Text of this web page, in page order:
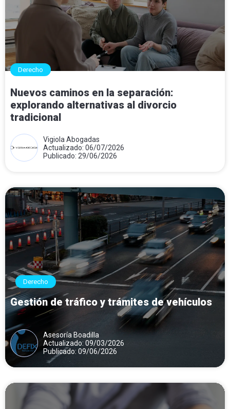
Derecho
Nuevos caminos en la separación:
explorando alternativas al divorcio
tradicional
Vigiola Abogadas
Actualizado: 06/07/2026
Publicado: 29/06/2026
Derecho
Gestión de tráfico y trámites de vehículos
Asesoría Boadilla
Actualizado: 09/03/2026
Publicado: 09/06/2026